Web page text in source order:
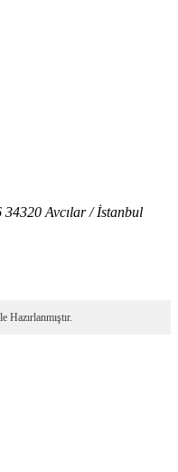
Avcılar / İstanbul
Hazırlanmıştır.